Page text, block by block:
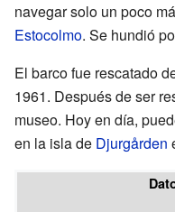
navegar solo un poco
Estocolmo. Se hundió
El barco fue rescatado
1961. Después de ser
museo. Hoy en día,
en la isla de Djurgården